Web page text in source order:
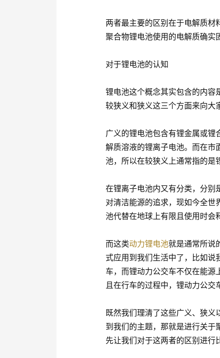
两者最主要的区别在于电解质材
聚合物锂电池使用的电解质确实
对于锂电池的认知
锂电池这个概念其实包含的内容
较狭义和狭义这三个方面来向大
广义的锂电池包含有锂金属或锂
解质溶液的锂离子电池。而在市
池，所以在较狭义上通常指的是
在锂离子电池内又有分类，分别
对清洁能源的追求，现如今全世
池代替在地球上有限且使用时会
而这类动力锂电池就是通常所说
式应用到我们生活中了，比如说
车，而锂动力公交车不仅在能源
且在行车的过程中，锂动力公交
既然我们理清了这些广义、狭
到我们的主题，那就是进行关于
先让我们对于这两者的区别进行